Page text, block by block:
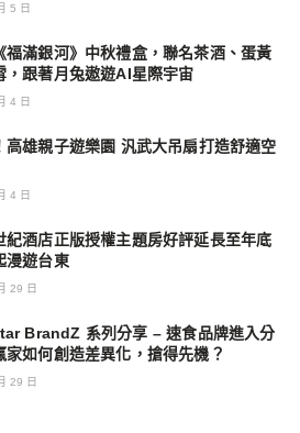
5 日
福滿銀河》中秋禮盒，聯名茶酒、蛋黃
，跟著月兔遨遊AI星際宇宙
4 日
高雄親子遊樂園 汎武大吊扇打造舒適空
4 日
紀酒店正版授權主題房好評延長至年底
漫遊台東
29 日
BrandZ 系列分享 – 速食品牌進入分
家如何創造差異化，搶得先機？
29 日